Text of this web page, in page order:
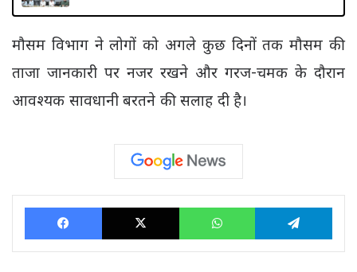
मौसम विभाग ने लोगों को अगले कुछ दिनों तक मौसम की
ताजा जानकारी पर नजर रखने और गरज-चमक के दौरान
आवश्यक सावधानी बरतने की सलाह दी है।
Facebook X WhatsApp